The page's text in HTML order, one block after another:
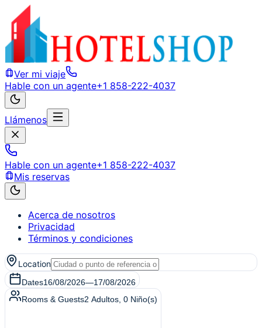
Ver mi viaje
Hable con un agente+1 858-222-4037
Llámenos
Hable con un agente+1 858-222-4037
Mis reservas
Acerca de nosotros
Privacidad
Términos y condiciones
Location
Dates16/08/2026—17/08/2026
Rooms & Guests2 Adultos 0 Niño(s)